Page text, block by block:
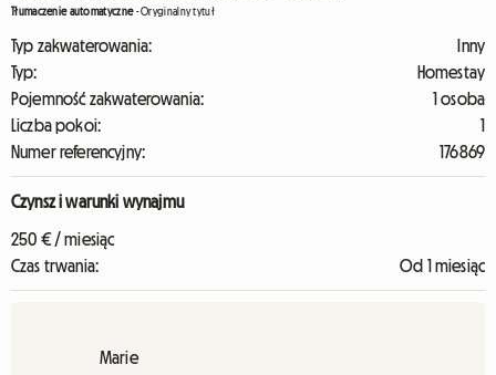
Tłumaczenie automatyczne-Oryginalny tytuł
Typ zakwaterowania:
Inny
Typ:
Homestay
Pojemność zakwaterowania:
1 osoba
Liczba pokoi:
1
Numer referencyjny:
176869
Czynsz i warunki wynajmu
250 € / miesiąc
Czas trwania:
Od 1 miesiąc
Marie